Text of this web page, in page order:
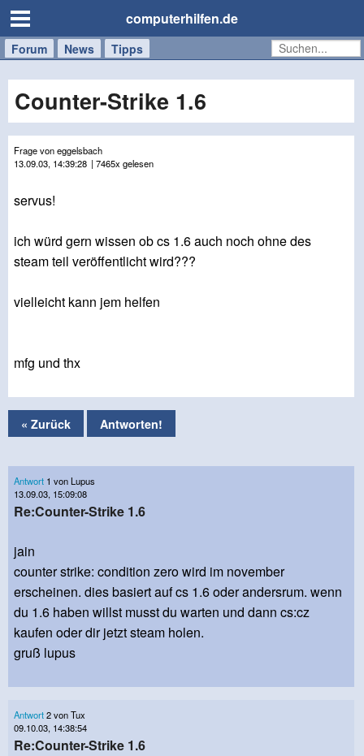
computerhilfen.de
Forum News Tipps
Handy
Tablet
Windows
Mac
Counter-Strike 1.6
Frage von eggelsbach
13.09.03, 14:39:28 | 7465x gelesen
servus!
ich würd gern wissen ob cs 1.6 auch noch ohne des
steam teil veröffentlicht wird???
vielleicht kann jem helfen
mfg und thx
« Zurück Antworten!
Antwort 1 von Lupus
13.09.03, 15:09:08
Re:Counter-Strike 1.6
jain
counter strike: condition zero wird im november
erscheinen. dies basiert auf cs 1.6 oder andersrum. wenn
du 1.6 haben willst musst du warten und dann cs:cz
kaufen oder dir jetzt steam holen.
gruß lupus
Antwort2 von Tux
09.10.03, 14:38:54
Re:Counter-Strike 1.6